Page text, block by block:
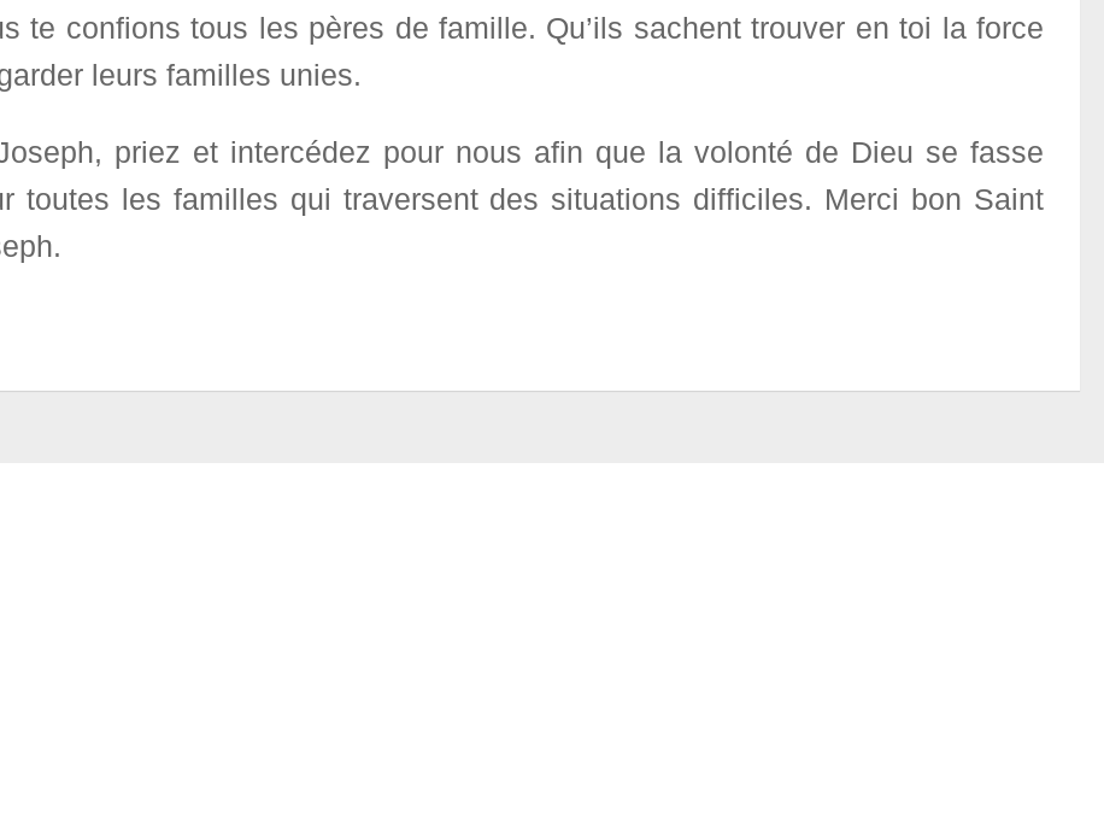
te confions tous les pères de famille. Qu’ils sachent trouver en toi la force
leurs familles unies.
priez et intercédez pour nous afin que la volonté de Dieu se fasse
toutes les familles qui traversent des situations difficiles. Merci bon Saint